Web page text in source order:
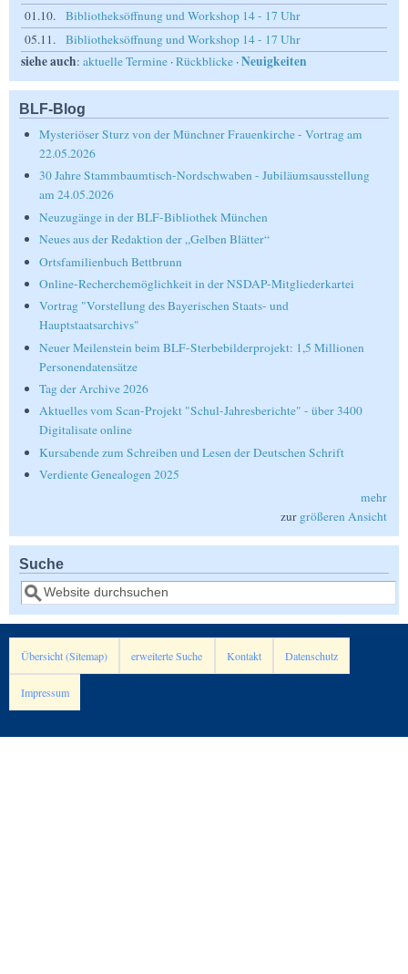
01.10.
Bibliotheksöffnung und Workshop 14 - 17 Uhr
05.11.
Bibliotheksöffnung und Workshop 14 - 17 Uhr
siehe auch: aktuelle Termine ·Rückblicke ·Neuigkeiten
BLF-Blog
Mysteriöser Sturz von der Münchner Frauenkirche - Vortrag am
22.05.2026
30 Jahre Stammbaumtisch-Nordschwaben - Jubiläumsausstellung
am 24.05.2026
Neuzugänge in der BLF-Bibliothek München
Neues aus der Redaktion der „Gelben Blätter“
Ortsfamilienbuch Bettbrunn
Online-Recherchemöglichkeit in der NSDAP-Mitgliederkartei
Vortrag "Vorstellung des Bayerischen Staats- und
Hauptstaatsarchivs"
Neuer Meilenstein beim BLF-Sterbebilderprojekt: 1,5 Millionen
Personendatensätze
Tag der Archive 2026
Aktuelles vom Scan-Projekt "Schul-Jahresberichte" - über 3400
Digitalisate online
Kursabende zum Schreiben und Lesen der Deutschen Schrift
Verdiente Genealogen 2025
mehr
zur größeren Ansicht
Suche
Suche
Übersicht (Sitemap) erweiterte Suche Kontakt Datenschutz
Impressum